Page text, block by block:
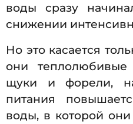
воды сразу
снижении
Но это касается
они
щуки и форели,
питания
воды, в которой